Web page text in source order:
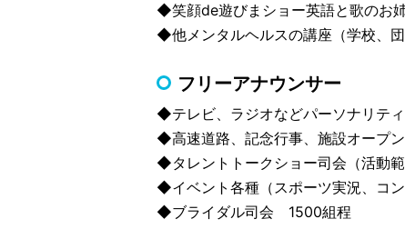
◆笑顔de遊びまショー英語と歌のお
◆他メンタルヘルスの講座（学校、団
フリーアナウンサー
◆テレビ、ラジオなどパーソナリテ
◆高速道路、記念行事、施設オープ
◆タレントトークショー司会（活動範
◆イベント各種（スポーツ実況、コ
◆ブライダル司会 1500組程